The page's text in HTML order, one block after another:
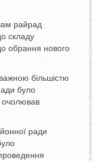
райрад
складу
обрання нового
більшістю
було
очолював
ради